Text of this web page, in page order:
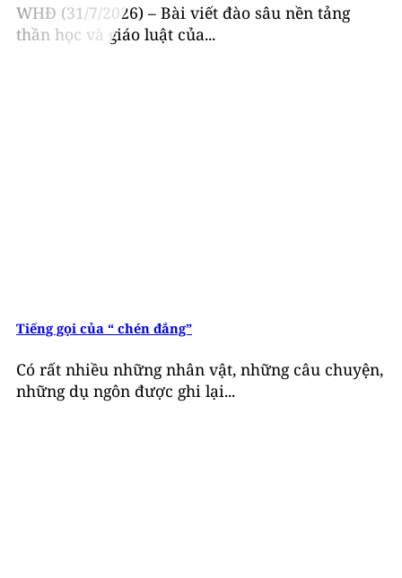
WHĐ (31/7/2026) – Bài viết đào sâu nền tảng
thần học và giáo luật của...
Tiếng gọi của “ chén đắng”
Có rất nhiều những nhân vật, những câu chuyện,
những dụ ngôn được ghi lại...